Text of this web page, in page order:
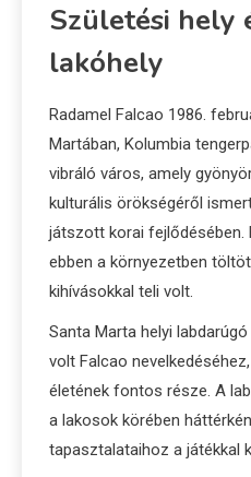
Születési hely
lakóhely
Radamel Falcao 1986.
Martában, Kolumbia
vibráló város, amely
kulturális örökségéről
játszott korai fejlődésében.
ebben a környezetben
kihívásokkal teli volt.
Santa Marta helyi
volt Falcao
életének fontos része. A
a lakosok körében
tapasztalataihoz a játékkal